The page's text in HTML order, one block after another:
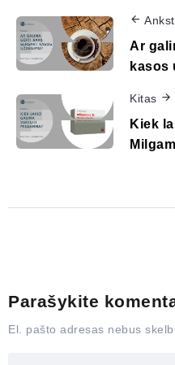
Ar
kasos
Kitas
Kiek
Parašykite
El. pašto adresas nebus